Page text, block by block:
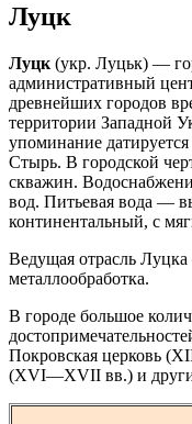
Луцк
Луцк (укр. Луцьк) —
административный
древнейших городов
территории Западной
упоминание
Стырь. В городской
скважин.
вод. Питьевая вода —
континентальный, с
Ведущая отрасль
металлообработка.
В городе большое
Покровская церковь
(XVI—XVII вв.) и